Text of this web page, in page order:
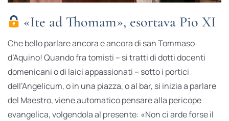
«Ite ad Thomam», esortava Pio XI
Che bello parlare ancora e ancora di san Tommaso
d’Aquino! Quando fra tomisti – si tratti di dotti docenti
domenicani o di laici appassionati – sotto i portici
dell’Angelicum, o in una piazza, o al bar, si inizia a parlare
del Maestro, viene automatico pensare alla pericope
evangelica, volgendola al presente: «Non ci arde forse il